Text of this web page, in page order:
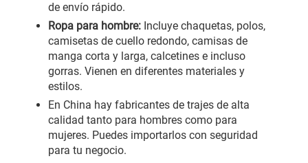
de envío rápido.
Ropa para hombre: Incluye chaquetas, polos,
camisetas de cuello redondo, camisas de
manga corta y larga, calcetines e incluso
gorras. Vienen en diferentes materiales y
estilos.
En China hay fabricantes de trajes de alta
calidad tanto para hombres como para
mujeres. Puedes importarlos con seguridad
para tu negocio.